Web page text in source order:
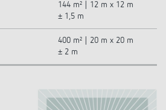
144 m² | 12 m x 12 m
± 1,5 m
400 m² | 20 m x 20 m
± 2 m